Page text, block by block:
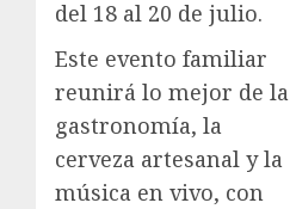
del 18 al 20 de julio.
Este evento familiar
reunirá lo mejor de la
gastronomía, la
cerveza artesanal y la
música en vivo, con